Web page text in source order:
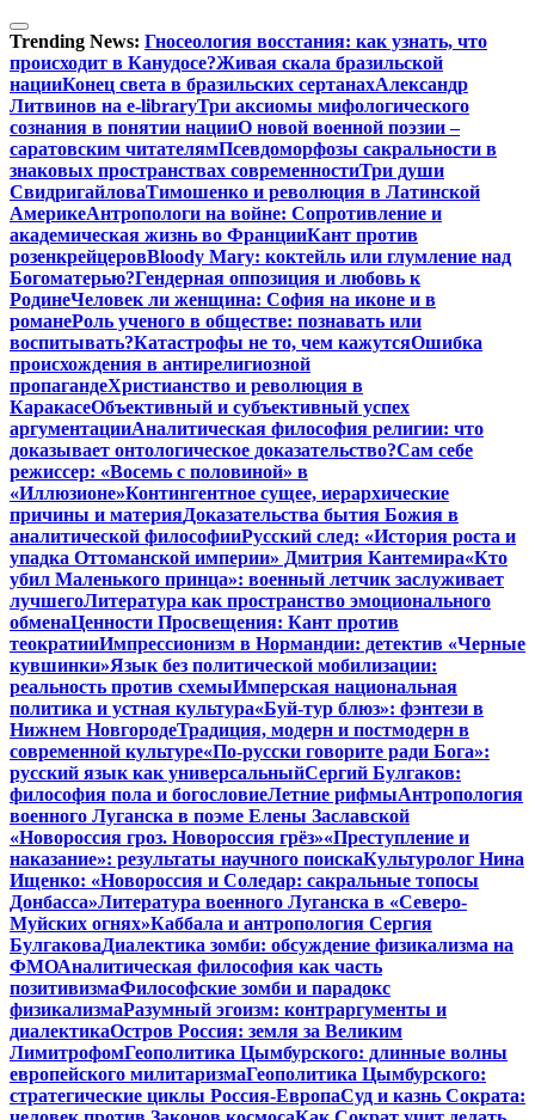
Перейти
к
содержимому
Trending News: Гносеология восстания: как узнать, что
происходит в Канудосе?Живая скала бразильской
нацииКонец света в бразильских сертанахАлександр
Литвинов на e-libraryТри аксиомы мифологического
сознания в понятии нацииО новой военной поэзии –
саратовским читателямПсевдоморфозы сакральности в
знаковых пространствах современностиТри души
СвидригайловаТимошенко и революция в Латинской
АмерикеАнтропологи на войне: Сопротивление и
академическая жизнь во ФранцииКант против
розенкрейцеровBloody Mary: коктейль или глумление над
Богоматерью?Гендерная оппозиция и любовь к
РодинеЧеловек ли женщина: София на иконе и в
романеРоль ученого в обществе: познавать или
воспитывать?Катастрофы не то, чем кажутсяОшибка
происхождения в антирелигиозной
пропагандеХристианство и революция в
КаракасеОбъективный и субъективный успех
аргументацииАналитическая философия религии: что
доказывает онтологическое доказательство?Сам себе
режиссер: «Восемь с половиной» в
«Иллюзионе»Контингентное сущее, иерархические
причины и материяДоказательства бытия Божия в
аналитической философииРусский след: «История роста и
упадка Оттоманской империи» Дмитрия Кантемира«Кто
убил Маленького принца»: военный летчик заслуживает
лучшегоЛитература как пространство эмоционального
обменаЦенности Просвещения: Кант против
теократииИмпрессионизм в Нормандии: детектив «Черные
кувшинки»Язык без политической мобилизации:
реальность против схемыИмперская национальная
политика и устная культура«Буй-тур блюз»: фэнтези в
Нижнем НовгородеТрадиция, модерн и постмодерн в
современной культуре«По-русски говорите ради Бога»:
русский язык как универсальныйСергий Булгаков:
философия пола и богословиеЛетние рифмыАнтропология
военного Луганска в поэме Елены Заславской
«Новороссия гроз. Новороссия грёз»«Преступление и
наказание»: результаты научного поискаКультуролог Нина
Ищенко: «Новороссия и Соледар: сакральные топосы
Донбасса»Литература военного Луганска в «Северо-
Муйских огнях»Каббала и антропология Сергия
БулгаковаДиалектика зомби: обсуждение физикализма на
ФМОАналитическая философия как часть
позитивизмаФилософские зомби и парадокс
физикализмаРазумный эгоизм: контраргументы и
диалектикаОстров Россия: земля за Великим
ЛимитрофомГеополитика Цымбурского: длинные волны
европейского милитаризмаГеополитика Цымбурского:
стратегические циклы Россия-ЕвропаСуд и казнь Сократа: